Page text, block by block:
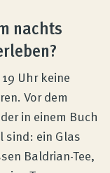
nachts
Uhr keine
Vor dem
in einem Buch
sind: ein Glas
Baldrian-Tee,